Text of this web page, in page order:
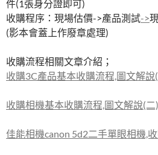
件(1張身分證即可)
收購程序：現場估價->產品測試->
(影本會蓋上作廢章處理)
收購流程相關文章介紹；
收購3C產品基本收購流程,圖文解說
收購相機基本收購流程,圖文解說(二)
佳能相機canon 5d2二手單眼相機,